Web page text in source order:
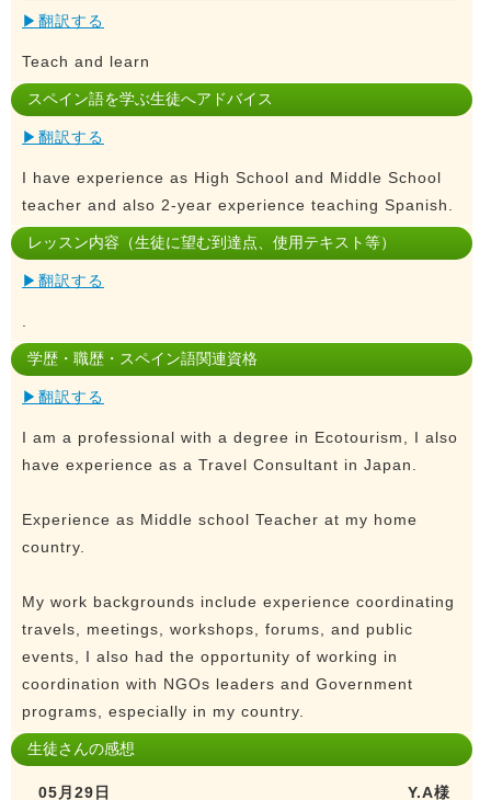
▶翻訳する
Teach and learn
スペイン語を学ぶ生徒へアドバイス
▶翻訳する
I have experience as High School and Middle School
teacher and also 2-year experience teaching Spanish.
レッスン内容（生徒に望む到達点、使用テキスト等）
▶翻訳する
学歴・職歴・スペイン語関連資格
▶翻訳する
I am a professional with a degree in Ecotourism, I also
have experience as a Travel Consultant in Japan.
Experience as Middle school Teacher at my home
country.
My work backgrounds include experience coordinating
travels, meetings, workshops, forums, and public
events, I also had the opportunity of working in
coordination with NGOs leaders and Government
programs, especially in my country.
生徒さんの感想
05月29日 Y.A様